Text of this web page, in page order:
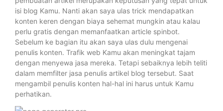
isi blog Kamu. Nanti akan saya ulas trick mendapatkan
konten keren dengan biaya sehemat mungkin atau kalau
perlu gratis dengan memanfaatkan article spinbot.
Sebelum ke bagian itu akan saya ulas dulu mengenai
penulis konten. Trafik web Kamu akan meningkat tajam
dengan menyewa jasa mereka. Tetapi sebaiknya lebih teliti
dalam memfilter jasa penulis artikel blog tersebut. Saat
mengambil penulis konten hal-hal ini harus untuk Kamu
perhatikan.